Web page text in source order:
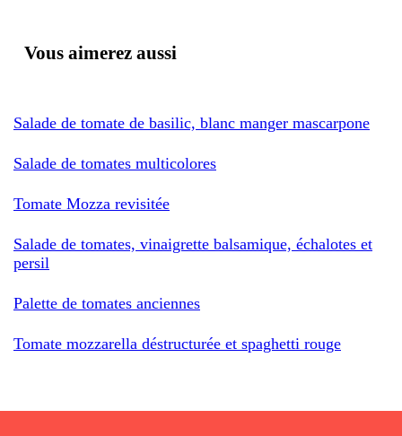
Vous aimerez aussi
Salade de tomate de basilic, blanc manger mascarpone
Salade de tomates multicolores
Tomate Mozza revisitée
Salade de tomates, vinaigrette balsamique, échalotes et
persil
Palette de tomates anciennes
Tomate mozzarella déstructurée et spaghetti rouge